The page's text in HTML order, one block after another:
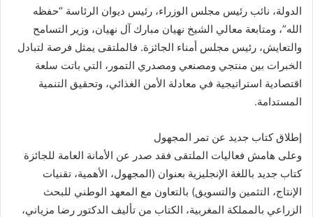
الدولة، نائب رئيس مجلس الوزراء، رئيس ديوان الرئاسة “حفظه
الله”، ومتابعة معالي الشيخ نهيان مبارك آل نهيان، وزير التسامح
والتعايش، رئيس مجلس أمناء الجائزة. فالملتقى يمثل فرصة لتبادل
الخبرات بين منتجي ومصنعي ومصدري التمور، التي باتت سلعة
اقتصادية استراتيجية في معادلة الأمن الغذائي، وتحقيق التنمية
المستدامة.
إطلاق كتاب جديد عن تمر المجهول
وعلى هامش فعاليات الملتقى فقد صدر عن الأمانة العامة للجائزة
كتاب جديد باللغة الإنجليزية بعنوان (المجهول، الأهمية، تقنيات
الإنتاج، التثمين والتسويق) بالتعاون مع المعهد الوطني للبحث
الزراعي بالمملكة المغربية، الكتاب من تأليف الدكتور رضا مزياني،